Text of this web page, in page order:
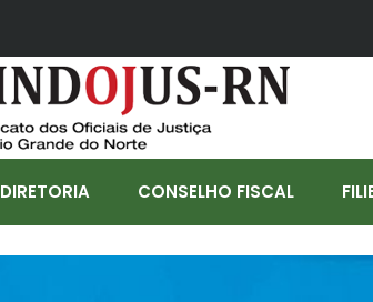
DIRETORIA CONSELHO FISCAL